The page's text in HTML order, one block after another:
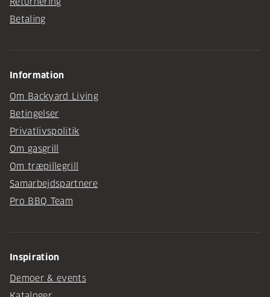
Betaling
Information
Om Backyard Living
Betingelser
Privatlivspolitik
Om gasgrill
Om træpillegrill
Samarbejdspartnere
Pro BBQ Team
Inspiration
Demoer & events